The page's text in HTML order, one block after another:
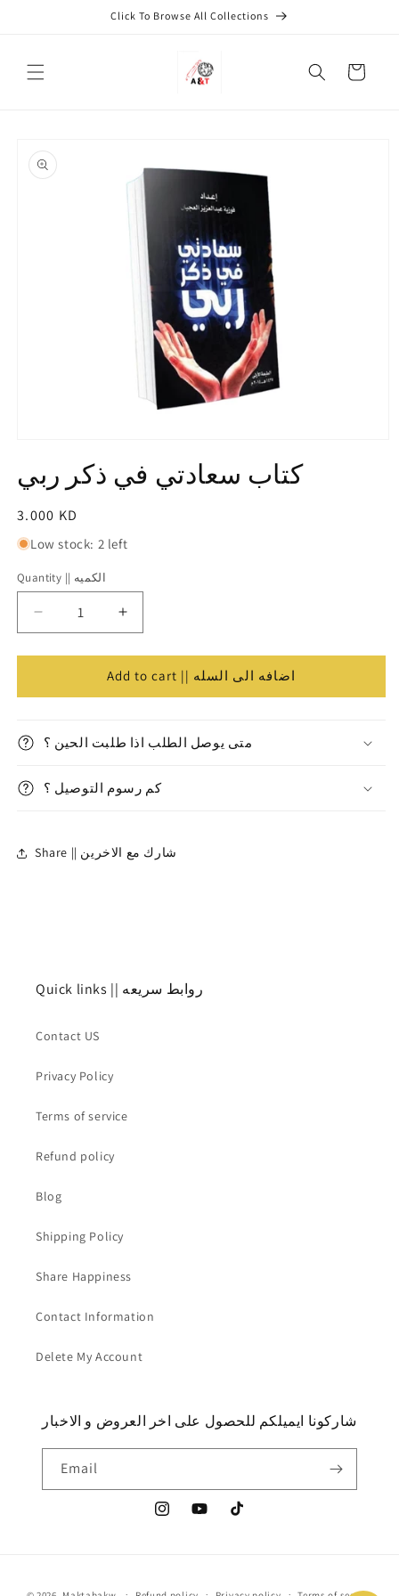
Click To Browse All Collections
Cart
product
information
in
كتاب سعادتي في ذكر ربي
Regular
price
3.000 KD
Low stock: 2 left
Quantity
Quantity || الكميه
Decrease
quantity
for
سعادتي
ذكر
ربي
Increase
quantity
for
كتاب
سعادتي
ذكر
Add to cart || اضافه الى السله
متى يوصل الطلب اذا طلبت الحين ؟
كم رسوم التوصيل ؟
Share || شارك مع الاخرين
Quick links || روابط سريعه
Contact US
Privacy Policy
Terms of service
Refund policy
Blog
Shipping Policy
Share Happiness
Contact Information
Delete My Account
شاركونا ايميلكم للحصول على اخر العروض و الاخبار
Email
InstagramYouTubeTikTok